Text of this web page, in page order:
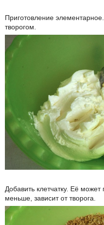
Приготовление
творогом.
Добавить клетчатку. Её
меньше, зависит от творога.